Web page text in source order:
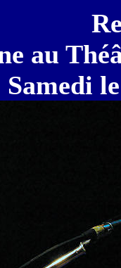
au
Samedi